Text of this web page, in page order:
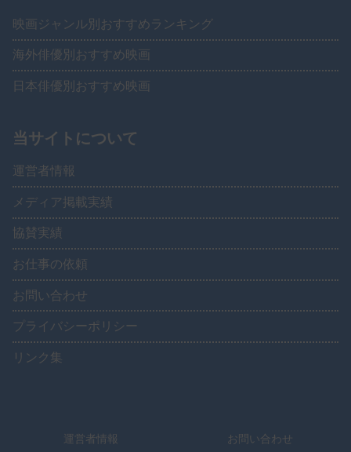
映画ジャンル別おすすめランキング
海外俳優別おすすめ映画
日本俳優別おすすめ映画
当サイトについて
運営者情報
メディア掲載実績
協賛実績
お仕事の依頼
お問い合わせ
プライバシーポリシー
リンク集
運営者情報 お問い合わせ